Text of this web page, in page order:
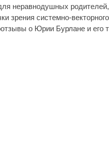
неравнодушных
зрения системно-
о Юрии Бурлане и его